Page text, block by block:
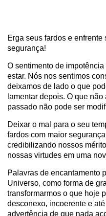
Erga seus fardos e
segurança!
O sentimento de
estar. Nós nos sentimos
deixamos de lado o que
lamentar depois. O que
passado não pode ser
Deixar o mal para o seu
fardos com maior
credibilizando nossos
nossas virtudes em uma
Palavras de encantamento
Universo, como forma de
transformarmos o que hoje
desconexo, incoerente e
advertência de que nada